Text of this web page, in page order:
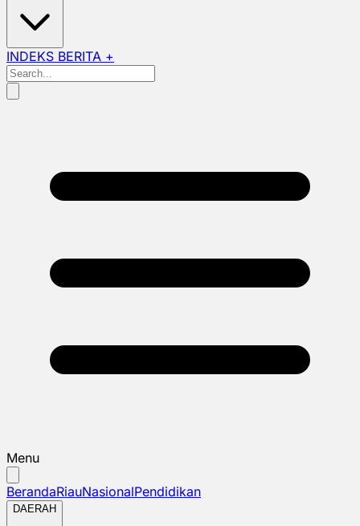
INDEKS BERITA +
Menu
BerandaRiauNasionalPendidikan
DAERAH